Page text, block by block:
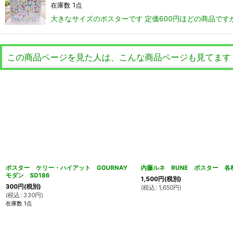
在庫数 1点
大きなサイズのポスターです 定価600円ほどの商品で
この商品ページを見た人は、こんな商品ページも見てます
ポスター ケリー・ハイアット GOURNAY
モダン SD186
300円(税別)
(税込 : 330円)
在庫数 1点
内藤ルネ RUNE ポスター
1,500円(税別)
(税込 : 1,650円)